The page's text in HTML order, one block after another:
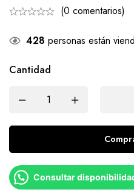
(0 comentarios)
428 personas están
Cantidad
Consultar